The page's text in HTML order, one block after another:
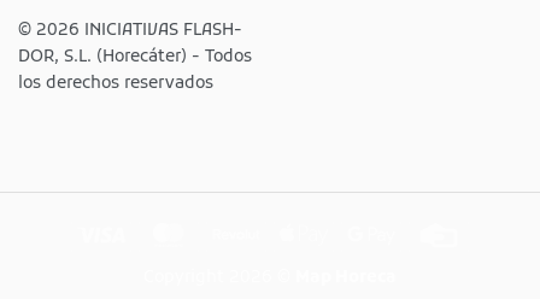
© 2026 INICIATIVAS FLASH-
DOR, S.L. (Horecáter) - Todos
los derechos reservados